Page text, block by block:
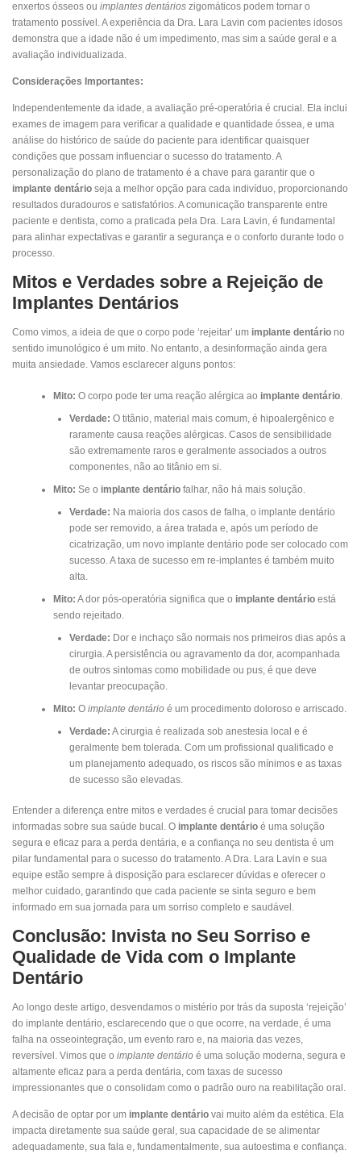
enxertos ósseos ou implantes dentários zigomáticos podem tornar o
tratamento possível. A experiência da Dra. Lara Lavin com pacientes idosos
demonstra que a idade não é um impedimento, mas sim a saúde geral e a
avaliação individualizada.
Considerações Importantes:
Independentemente da idade, a avaliação pré-operatória é crucial. Ela inclui
exames de imagem para verificar a qualidade e quantidade óssea, e uma
análise do histórico de saúde do paciente para identificar quaisquer
condições que possam influenciar o sucesso do tratamento. A
personalização do plano de tratamento é a chave para garantir que o
implante dentário seja a melhor opção para cada indivíduo, proporcionando
resultados duradouros e satisfatórios. A comunicação transparente entre
paciente e dentista, como a praticada pela Dra. Lara Lavin, é fundamental
para alinhar expectativas e garantir a segurança e o conforto durante todo o
processo.
Mitos e Verdades sobre a Rejeição de
Implantes Dentários
Como vimos, a ideia de que o corpo pode ‘rejeitar’ um implante dentário no
sentido imunológico é um mito. No entanto, a desinformação ainda gera
muita ansiedade. Vamos esclarecer alguns pontos:
Mito: O corpo pode ter uma reação alérgica ao implante dentário.
Verdade: O titânio, material mais comum, é hipoalergênico e
raramente causa reações alérgicas. Casos de sensibilidade
são extremamente raros e geralmente associados a outros
componentes, não ao titânio em si.
Mito: Se o implante dentáriofalhar, não há mais solução.
Verdade: Na maioria dos casos de falha, o implante dentário
pode ser removido, a área tratada e, após um período de
cicatrização, um novo implante dentário pode ser colocado com
sucesso. A taxa de sucesso em re-implantes é também muito
alta.
Mito: A dor pós-operatória significa que o implante dentárioestá
sendo rejeitado.
Verdade: Dor e inchaço são normais nos primeiros dias após a
cirurgia. A persistência ou agravamento da dor, acompanhada
de outros sintomas como mobilidade ou pus, é que deve
levantar preocupação.
Mito: O implante dentárioé um procedimento doloroso e arriscado.
Verdade: A cirurgia é realizada sob anestesia local e é
geralmente bem tolerada. Com um profissional qualificado e
um planejamento adequado, os riscos são mínimos e as taxas
de sucesso são elevadas.
Entender a diferença entre mitos e verdades é crucial para tomar decisões
informadas sobre sua saúde bucal. O implante dentário é uma solução
segura e eficaz para a perda dentária, e a confiança no seu dentista é um
pilar fundamental para o sucesso do tratamento. A Dra. Lara Lavin e sua
equipe estão sempre à disposição para esclarecer dúvidas e oferecer o
melhor cuidado, garantindo que cada paciente se sinta seguro e bem
informado em sua jornada para um sorriso completo e saudável.
Conclusão: Invista no Seu Sorriso e
Qualidade de Vida com o Implante
Dentário
Ao longo deste artigo, desvendamos o mistério por trás da suposta ‘rejeição’
do implante dentário, esclarecendo que o que ocorre, na verdade, é uma
falha na osseointegração, um evento raro e, na maioria das vezes,
reversível. Vimos que o implante dentário é uma solução moderna, segura e
altamente eficaz para a perda dentária, com taxas de sucesso
impressionantes que o consolidam como o padrão ouro na reabilitação oral.
A decisão de optar por um implante dentário vai muito além da estética. Ela
impacta diretamente sua saúde geral, sua capacidade de se alimentar
adequadamente, sua fala e, fundamentalmente, sua autoestima e confiança.